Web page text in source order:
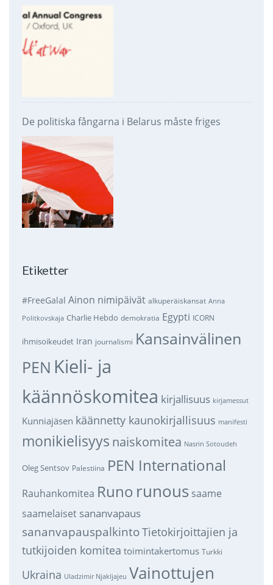
De politiska fångarna i Belarus måste friges
Etiketter
#FreeGalal Ainon nimipäivät alkuperäiskansat Anna
Politkovskaja Charlie Hebdo demokratia Egypti ICORN
ihmisoikeudet Iran journalismi Kansainvälinen
PEN Kieli- ja
käännöskomitea kirjallisuus kirjamessut
Kunniajäsen käännetty kaunokirjallisuus manifesti
monikielisyys naiskomitea Nasrin Sotoudeh
Oleg Sentsov Palestiina PEN International
Rauhankomitea Runo runous saame
saamelaiset sananvapaus
sananvapauspalkintoTietokirjoittajien ja
tutkijoiden komitea toimintakertomus Turkki
Ukraina Uladzimir Njakljajeu Vainottujen